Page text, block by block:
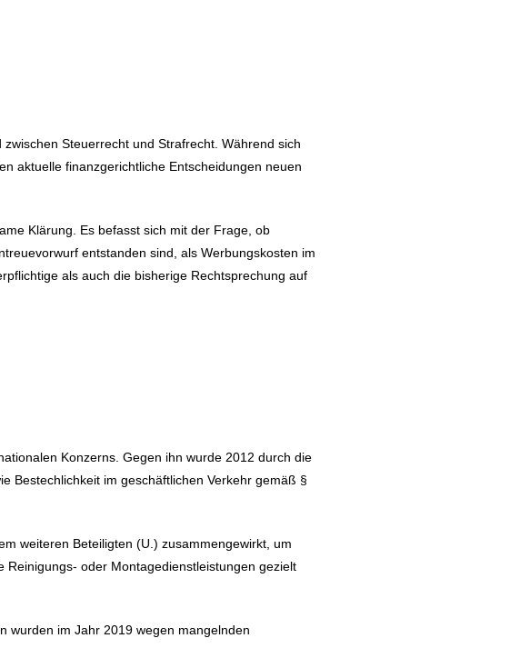
Steuerrecht und Strafrecht. Während sich
aktuelle finanzgerichtliche Entscheidungen neuen
Klärung. Es befasst sich mit der Frage, ob
entstanden sind, als Werbungskosten im
als auch die bisherige Rechtsprechung auf
Konzerns. Gegen ihn wurde 2012 durch die
Bestechlichkeit im geschäftlichen Verkehr gemäß §
weiteren Beteiligten (U.) zusammengewirkt, um
oder Montagedienstleistungen gezielt
wurden im Jahr 2019 wegen mangelnden